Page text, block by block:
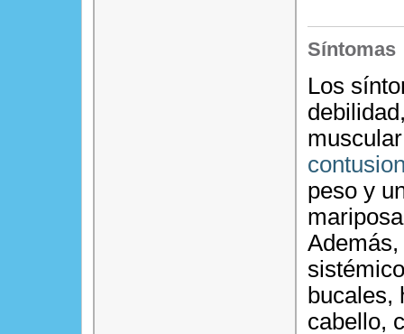
Síntomas
Los
peso y
bucales,
cabello,